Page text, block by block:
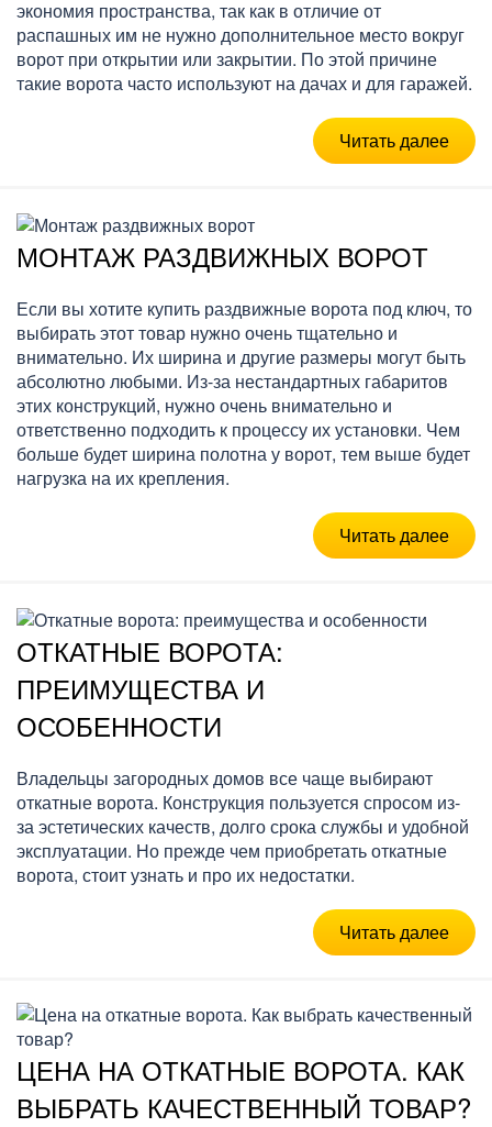
экономия пространства, так как в отличие от
распашных им не нужно дополнительное место вокруг
ворот при открытии или закрытии. По этой причине
такие ворота часто используют на дачах и для гаражей.
Читать далее
МОНТАЖ РАЗДВИЖНЫХ ВОРОТ
Если вы хотите купить раздвижные ворота под ключ, то
выбирать этот товар нужно очень тщательно и
внимательно. Их ширина и другие размеры могут быть
абсолютно любыми. Из-за нестандартных габаритов
этих конструкций, нужно очень внимательно и
ответственно подходить к процессу их установки. Чем
больше будет ширина полотна у ворот, тем выше будет
нагрузка на их крепления.
Читать далее
ОТКАТНЫЕ ВОРОТА:
ПРЕИМУЩЕСТВА И
ОСОБЕННОСТИ
Владельцы загородных домов все чаще выбирают
откатные ворота. Конструкция пользуется спросом из-
за эстетических качеств, долго срока службы и удобной
эксплуатации. Но прежде чем приобретать откатные
ворота, стоит узнать и про их недостатки.
Читать далее
ЦЕНА НА ОТКАТНЫЕ ВОРОТА. КАК
ВЫБРАТЬ КАЧЕСТВЕННЫЙ ТОВАР?